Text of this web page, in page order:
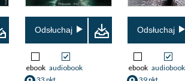
Odsłuchaj
ebook audiobook
Odsłuchaj
ebook audiobook